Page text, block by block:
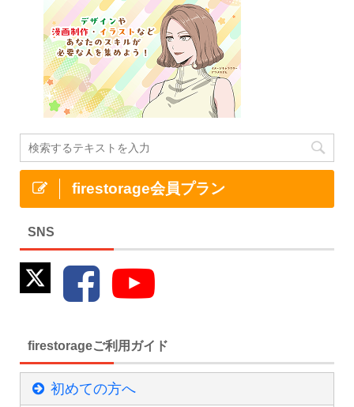
firestorage会員プラン
SNS
firestorageご利用ガイド
初めての方へ